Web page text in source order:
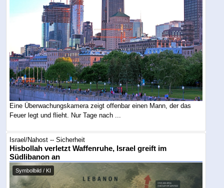
Eine Überwachungskamera zeigt offenbar einen Mann, der das
Feuer legt und flieht. Nur Tage nach ...
Israel/Nahost -- Sicherheit
Hisbollah verletzt Waffenruhe, Israel greift im
Südlibanon an
Symbolbild / KI